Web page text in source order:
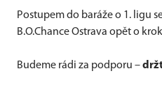
Postupem do baráže o 1. ligu
B.O.Chance Ostrava opět o
Budeme rádi za podporu –